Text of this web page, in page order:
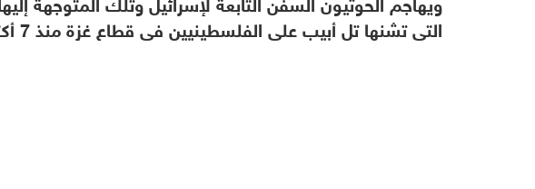
التي تشنها تل أبيب على الفلسطينيين في قطاع غزة منذ 7 أكتوبر/ تشرين الأول 2023.